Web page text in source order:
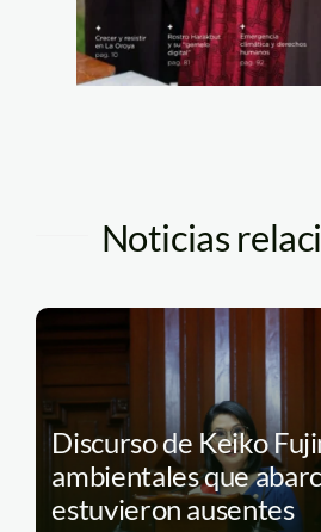
Noticias
Discurso de Keiko
ambientales que
estuvieron ausentes